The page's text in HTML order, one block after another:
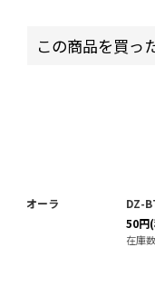
この商品を買っ
DZ-BT09 /028 RR 次元